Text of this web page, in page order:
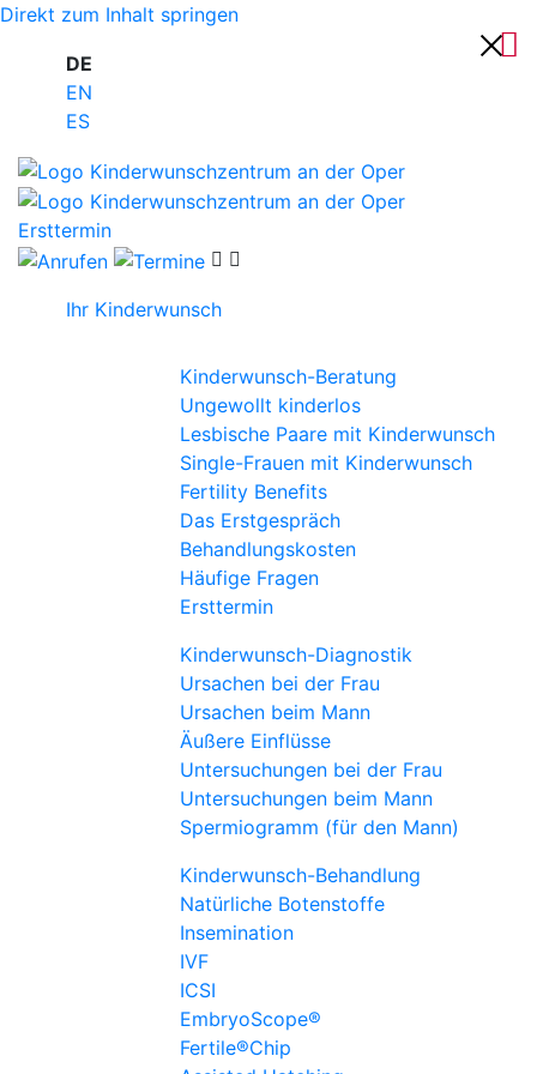
Direkt zum Inhalt springen
DE
EN
ES
Ersttermin
Ihr Kinderwunsch
Kinderwunsch-Beratung
Ungewollt kinderlos
Lesbische Paare mit Kinderwunsch
Single-Frauen mit Kinderwunsch
Fertility Benefits
Das Erstgespräch
Behandlungskosten
Häufige Fragen
Ersttermin
Kinderwunsch-Diagnostik
Ursachen bei der Frau
Ursachen beim Mann
Äußere Einflüsse
Untersuchungen bei der Frau
Untersuchungen beim Mann
Spermiogramm (für den Mann)
Kinderwunsch-Behandlung
Natürliche Botenstoffe
Insemination
IVF
ICSI
EmbryoScope®
Fertile®Chip